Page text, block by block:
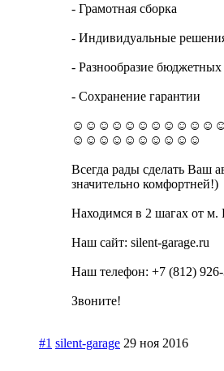
- Грамотная сборка
- Индивидуальные
- Разнообразие
- Сохранение гарантии
☺☺☺☺☺☺☺☺☺☺
Всегда рады сделать Ваш
значительно комфортней!)
Находимся в 2 шагах от м.
Наш сайт: silent-garage.ru
Наш телефон: +7 (812)
Звоните!
#1 silent-garage 29 ноя 2016